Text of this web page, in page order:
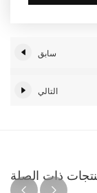
سابق
التالي
ذات الصلة